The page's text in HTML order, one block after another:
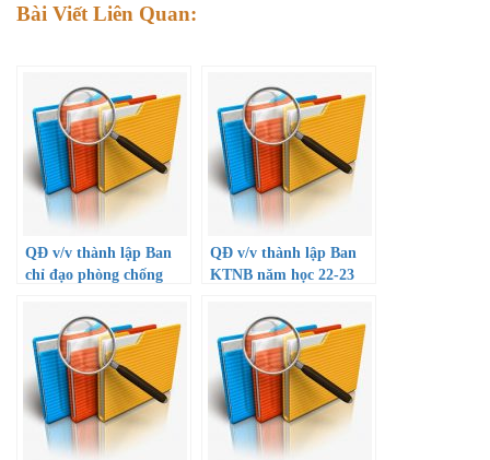
Bài Viết Liên Quan:
QĐ v/v thành lập Ban
chỉ đạo phòng chống
QĐ v/v thành lập Ban
KTNB năm học 22-23